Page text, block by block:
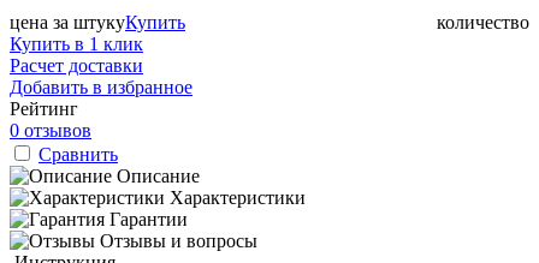
цена за штуку количество
Купить
Купить в 1 клик
Расчет доставки
Добавить в избранное
Рейтинг
0 отзывов
Сравнить
Описание
Характеристики
Гарантии
Отзывы и вопросы